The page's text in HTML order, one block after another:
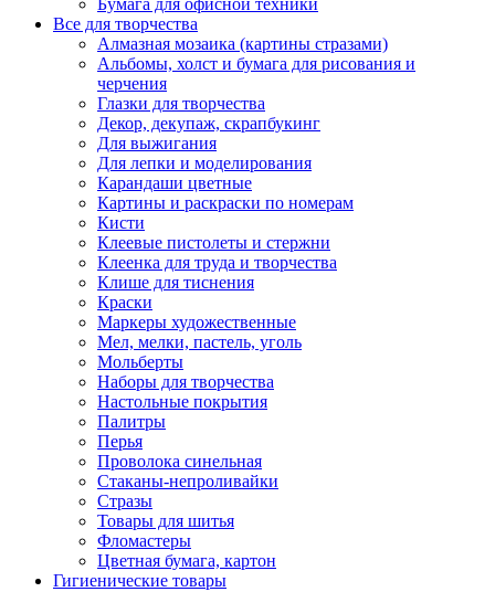
Бумага для офисной техники
Все для творчества
Алмазная мозаика (картины стразами)
Альбомы, холст и бумага для рисования и
черчения
Глазки для творчества
Декор, декупаж, скрапбукинг
Для выжигания
Для лепки и моделирования
Карандаши цветные
Картины и раскраски по номерам
Кисти
Клеевые пистолеты и стержни
Клеенка для труда и творчества
Клише для тиснения
Краски
Маркеры художественные
Мел, мелки, пастель, уголь
Мольберты
Наборы для творчества
Настольные покрытия
Палитры
Перья
Проволока синельная
Стаканы-непроливайки
Стразы
Товары для шитья
Фломастеры
Цветная бумага, картон
Гигиенические товары